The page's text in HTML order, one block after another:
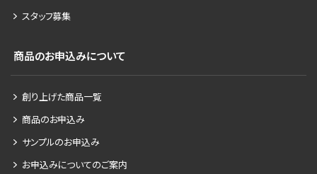
スタッフ募集
商品のお申込みについて
創り上げた商品一覧
商品のお申込み
サンプルのお申込み
お申込みについてのご案内